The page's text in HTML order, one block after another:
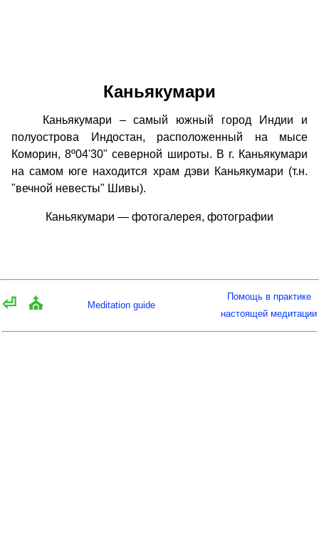
Каньякумари
Каньякумари – самый южный город Индии и
полуострова Индостан, расположенный на мысе
Коморин, 8º04'30" северной широты. В г. Каньякумари
на самом юге находится храм дэви Каньякумари (т.н.
"вечной невесты" Шивы).
Каньякумари — фотогалерея, фотографии
⏎ ⛪ Meditation guide
Помощь в практике
настоящей медитации